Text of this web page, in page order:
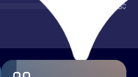
РАЗВЕРНУТЬ